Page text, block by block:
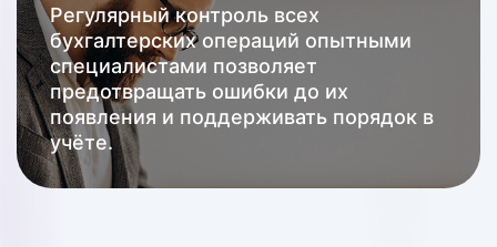
Регулярный контроль всех
бухгалтерских операций опытными
специалистами позволяет
предотвращать ошибки до их
появления и поддерживать порядок в
учёте.